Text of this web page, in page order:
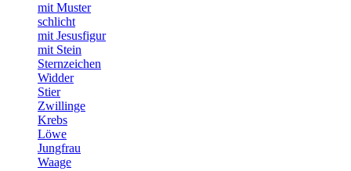
mit Muster
schlicht
mit Jesusfigur
mit Stein
Sternzeichen
Widder
Stier
Zwillinge
Krebs
Löwe
Jungfrau
Waage